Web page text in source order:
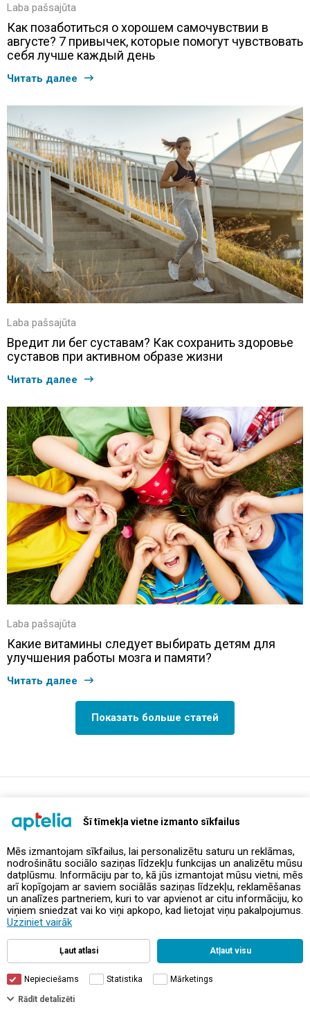
Šī tīmekļa vietne izmanto sīkfailus
Mēs izmantojam sīkfailus, lai personalizētu saturu un reklāmas,
nodrošinātu sociālo saziņas līdzekļu funkcijas un analizētu mūsu
datplūsmu. Informāciju par to, kā jūs izmantojat mūsu vietni, mēs
arī kopīgojam ar saviem sociālās saziņas līdzekļu, reklamēšanas
un analīzes partneriem, kuri to var apvienot ar citu informāciju, ko
viņiem sniedzat vai ko viņi apkopo, kad lietojat viņu pakalpojumus.
Uzziniet vairāk
Ļaut atlasi Atļaut visu
Nepieciešams Statistika Mārketings
Rādīt detalizēti
Laba pašsajūta
Как позаботиться о хорошем самочувствии в
августе? 7 привычек, которые помогут чувствовать
себя лучше каждый день
Читать далее
Laba pašsajūta
Вредит ли бег суставам? Как сохранить здоровье
суставов при активном образе жизни
Читать далее
Laba pašsajūta
Какие витамины следует выбирать детям для
улучшения работы мозга и памяти?
Читать далее
Показать больше статей
Предложения и акции
Контакты